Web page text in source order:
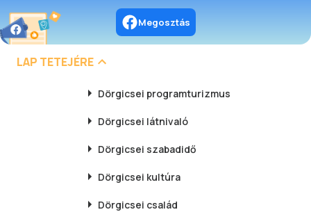
Megosztás
LAP TETEJÉRE
Dörgicsei programturizmus
Dörgicsei látnivaló
Dörgicsei szabadidő
Dörgicsei kultúra
Dörgicsei család